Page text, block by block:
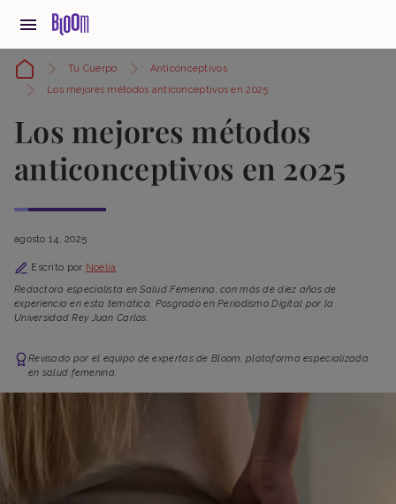
Tu Cuerpo
Anticonceptivos
Los mejores métodos anticonceptivos en 2025
Los mejores métodos
anticonceptivos en 2025
agosto 14, 2025
Escrito por Noelia
Redactora especialista en Salud Femenina, con más de diez años de
experiencia en esta temática. Posgrado en Periodismo Digital por la
Universidad Rey Juan Carlos.
Revisado por el equipo de expertas de Bloom, plataforma especializada
en salud femenina.